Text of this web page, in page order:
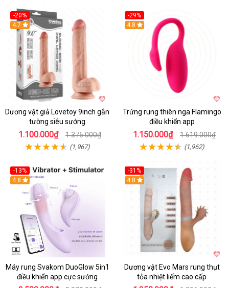
-20%
Hot
4.7
Dương vật giả Lovetoy 9inch gắn
tường siêu sướng
1.100.000₫ 1.375.000₫
(1,967)
-29%
Hot
4.8
Trứng rung thiên nga Flamingo
điều khiển app
1.150.000₫ 1.619.000₫
(1,962)
-13%
4.8
Máy rung Svakom DuoGlow 5in1
điều khiển app cực sướng
-31%
4.8
Dương vật Evo Mars rung thụt
tỏa nhiệt liếm cao cấp